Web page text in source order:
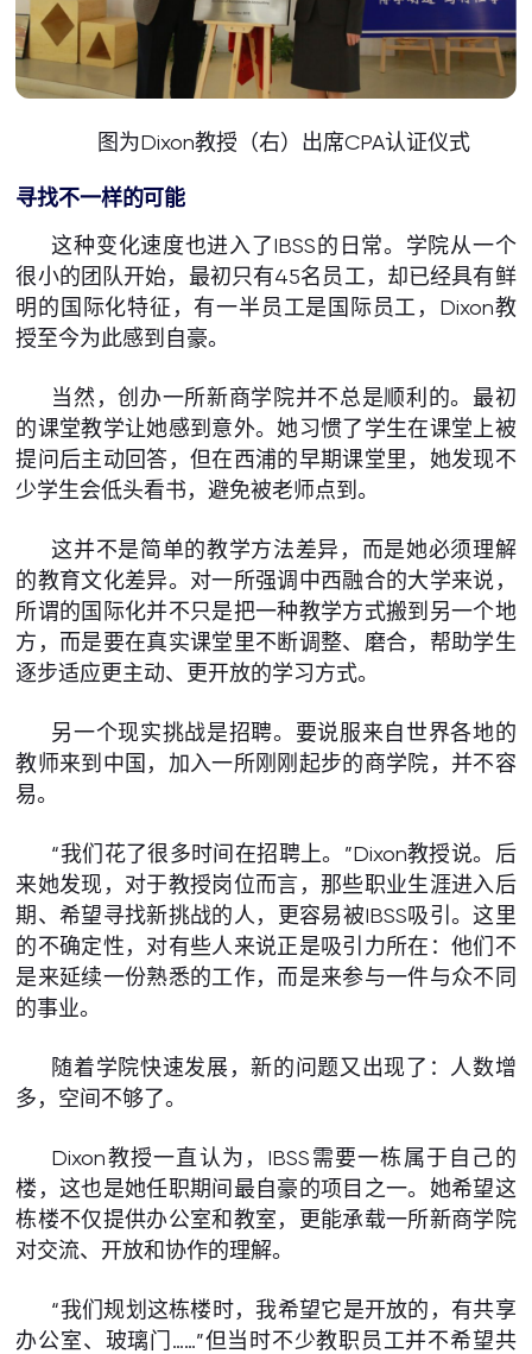
图为Dixon教授（右）出席CPA认证仪式
寻找不一样的可能
这种变化速度也进入了IBSS的日常。学院从一个
很小的团队开始，最初只有45名员工，却已经具有鲜
明的国际化特征，有一半员工是国际员工，Dixon教
授至今为此感到自豪。
当然，创办一所新商学院并不总是顺利的。最初
的课堂教学让她感到意外。她习惯了学生在课堂上被
提问后主动回答，但在西浦的早期课堂里，她发现不
少学生会低头看书，避免被老师点到。
这并不是简单的教学方法差异，而是她必须理解
的教育文化差异。对一所强调中西融合的大学来说，
所谓的国际化并不只是把一种教学方式搬到另一个地
方，而是要在真实课堂里不断调整、磨合，帮助学生
逐步适应更主动、更开放的学习方式。
另一个现实挑战是招聘。要说服来自世界各地的
教师来到中国，加入一所刚刚起步的商学院，并不容
易。
“我们花了很多时间在招聘上。”Dixon教授说。后
来她发现，对于教授岗位而言，那些职业生涯进入后
期、希望寻找新挑战的人，更容易被IBSS吸引。这里
的不确定性，对有些人来说正是吸引力所在：他们不
是来延续一份熟悉的工作，而是来参与一件与众不同
的事业。
随着学院快速发展，新的问题又出现了：人数增
多，空间不够了。
Dixon教授一直认为，IBSS需要一栋属于自己的
楼，这也是她任职期间最自豪的项目之一。她希望这
栋楼不仅提供办公室和教室，更能承载一所新商学院
对交流、开放和协作的理解。
“我们规划这栋楼时，我希望它是开放的，有共享
办公室、玻璃门……”但当时不少教职员工并不希望共